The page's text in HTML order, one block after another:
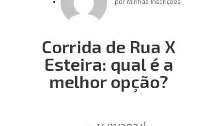
por Minhas Inscrições
Corrida de Rua X
Esteira: qual é a
melhor opção?